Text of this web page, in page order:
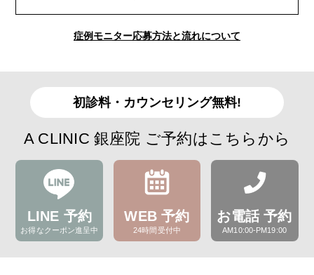
症例モニター応募方法と流れについて
初診料・カウンセリング無料!
A CLINIC 銀座院 ご予約はこちらから
LINE 予約
お得なクーポン進呈中
WEB 予約
24時間受付中
お電話 予約
AM10:00-PM19:00